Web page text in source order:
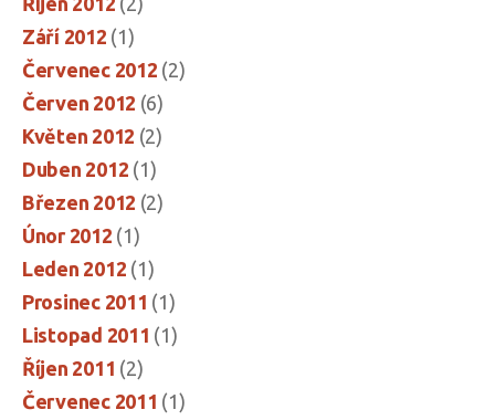
Září 2012 (1)
Červenec 2012 (2)
Červen 2012 (6)
Květen 2012 (2)
Duben 2012 (1)
Březen 2012 (2)
Únor 2012 (1)
Leden 2012 (1)
Prosinec 2011 (1)
Listopad 2011 (1)
Říjen 2011 (2)
Červenec 2011 (1)